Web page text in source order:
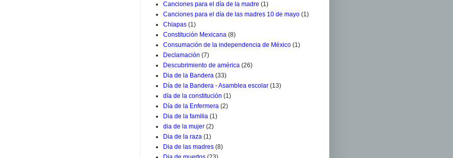
Canciones para el día de la madre (1)
Canciones para el día de las madres 10 de mayo (1)
Chiapas (1)
Constitución Mexicana (8)
Consumación de la independencia de México (1)
Declamación (7)
Descubrimiento de américa (26)
Dia de la Bandera (33)
Día de la Bandera - Asamblea escolar (13)
día de la constitución (1)
Día de la Enfermera (2)
Dia de la familia (1)
dia de la mujer (2)
Dia de la raza (1)
Dia de las madres (8)